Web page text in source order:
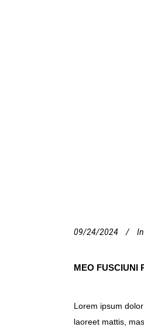
09/24/2024 In
MEO FUSCIUNI
Lorem ipsum
laoreet mattis,